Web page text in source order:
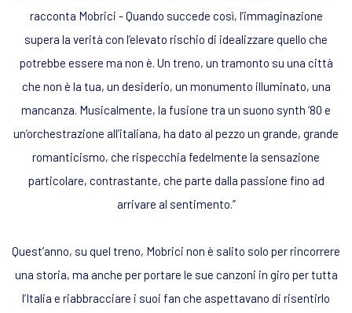
racconta Mobrici -Quando succede così, l’immaginazione
supera la verità con l’elevato rischio di idealizzare quello che
potrebbe essere ma non è. Un treno, un tramonto su una città
che non è la tua, un desiderio, un monumento illuminato, una
mancanza. Musicalmente, la fusione tra un suono synth ‘80 e
un’orchestrazione all’italiana, ha dato al pezzo un grande, grande
romanticismo, che rispecchia fedelmente la sensazione
particolare, contrastante, che parte dalla passione fino ad
arrivare al sentimento. ”
Quest’anno, su quel treno, Mobrici non è salito solo per rincorrere
una storia, ma anche per portare le sue canzoni in giro per tutta
l’Italia e riabbracciare i suoi fan che aspettavano di risentirlo